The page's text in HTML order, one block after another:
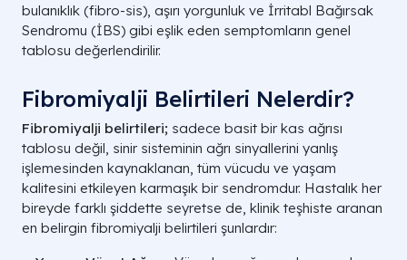
bulanıklık (fibro-sis), aşırı yorgunluk ve İrritabl Bağırsak
Sendromu (İBS) gibi eşlik eden semptomların genel
tablosu değerlendirilir.
Fibromiyalji Belirtileri Nelerdir?
Fibromiyalji belirtileri; sadece basit bir kas ağrısı
tablosu değil, sinir sisteminin ağrı sinyallerini yanlış
işlemesinden kaynaklanan, tüm vücudu ve yaşam
kalitesini etkileyen karmaşık bir sendromdur. Hastalık her
bireyde farklı şiddette seyretse de, klinik teşhiste aranan
en belirgin fibromiyalji belirtileri şunlardır: